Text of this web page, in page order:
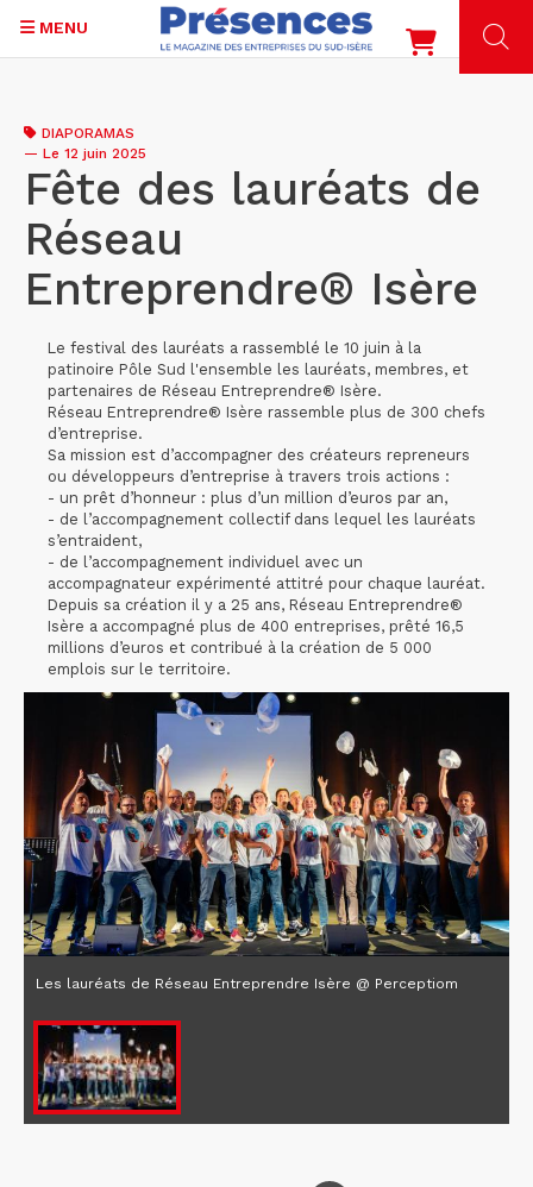
contenu
principal
MENU
DIAPORAMAS
— Le 12 juin 2025
Fête des lauréats de
Réseau
Entreprendre® Isère
Le festival des lauréats a rassemblé le 10 juin à la
patinoire Pôle Sud l'ensemble les lauréats, membres, et
partenaires de Réseau Entreprendre® Isère.
Réseau Entreprendre® Isère rassemble plus de 300 chefs
d’entreprise.
Sa mission est d’accompagner des créateurs repreneurs
ou développeurs d’entreprise à travers trois actions :
- un prêt d’honneur : plus d’un million d’euros par an,
- de l’accompagnement collectif dans lequel les lauréats
s’entraident,
- de l’accompagnement individuel avec un
accompagnateur expérimenté attitré pour chaque lauréat.
Depuis sa création il y a 25 ans, Réseau Entreprendre®
Isère a accompagné plus de 400 entreprises, prêté 16,5
millions d’euros et contribué à la création de 5 000
emplois sur le territoire.
Les lauréats de Réseau Entreprendre Isère @ Perceptiom